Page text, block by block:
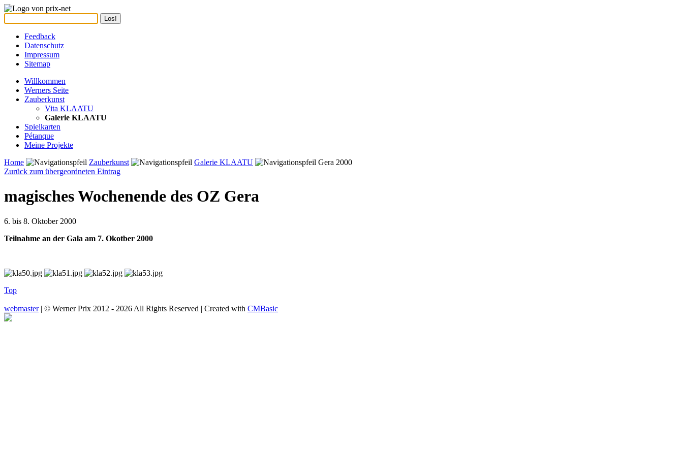
Feedback
Datenschutz
Impressum
Sitemap
Willkommen
Werners Seite
Zauberkunst
Vita KLAATU
Galerie KLAATU
Spielkarten
Pétanque
Meine Projekte
Home
Zauberkunst Galerie KLAATU
Gera 2000
Zurück zum übergeordneten Eintrag
magisches Wochenende des OZ Gera
6. bis 8. Oktober 2000
Teilnahme an der Gala am 7. Okotber 2000
Top
webmaster| © Werner Prix 2012 - 2026 All Rights Reserved | Created with CMBasic